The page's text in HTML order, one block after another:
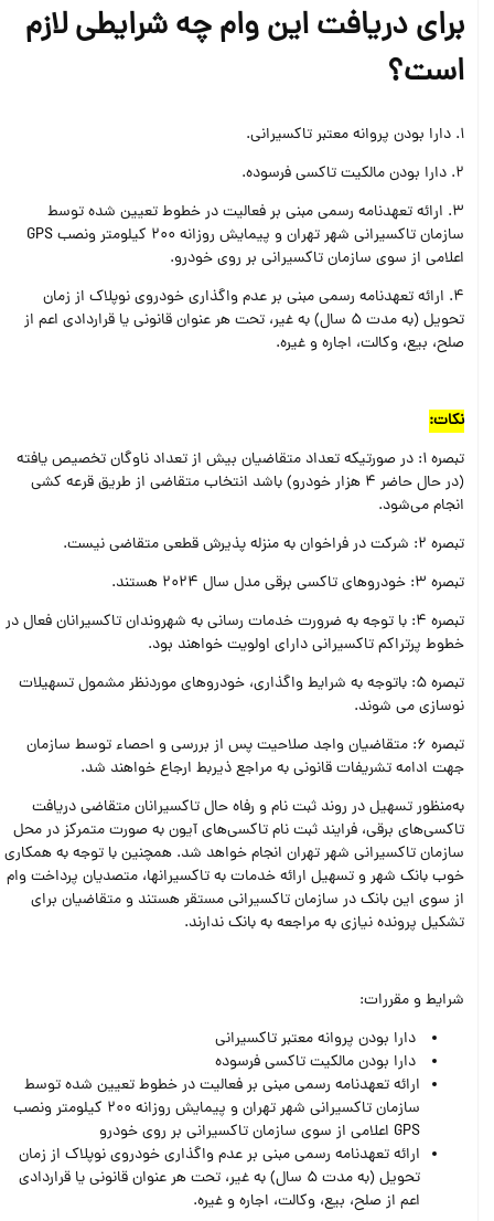
برای دریافت این وام چه شرایطی لازم
است؟
3. ارائه تعهدنامه رسمی مبنی بر فعالیت در خطوط تعیین شده توسط
سازمان تاکسیرانی شهر تهران و پیمایش روزانه 200 کیلومتر ونصب GPS
اعلامی از سوی سازمان تاکسیرانی بر روی خودرو.
4. ارائه تعهدنامه رسمی مبنی بر عدم واگذاری خودروی نوپلاک از زمان
تحویل (به مدت 5 سال) به غیر، تحت هر عنوان قانونی یا قراردادی اعم از
صلح، بیع، وکالت، اجاره و غیره.
نکات:
تبصره 1: در صورتیکه تعداد متقاضیان بیش از تعداد ناوگان تخصیص یافته
(در حال حاضر 4 هزار خودرو) باشد انتخاب متقاضی از طریق قرعه کشی
انجام می‌شود.
تبصره 2: شرکت در فراخوان به منزله پذیرش قطعی متقاضی نیست.
تبصره 3: خودروهای تاکسی برقی مدل سال 2024 هستند.
تبصره 4: با توجه به ضرورت خدمات رسانی به شهروندان تاکسیرانان فعال در
خطوط پرتراکم تاکسیرانی دارای اولویت خواهند بود.
تبصره 5: باتوجه به شرایط واگذاری، خودروهای موردنظر مشمول تسهیلات
نوسازی می شوند.
تبصره 6: متقاضیان واجد صلاحیت پس از بررسی و احصاء توسط سازمان
جهت ادامه تشریفات قانونی به مراجع ذیربط ارجاع خواهند شد.
به‌منظور تسهیل در روند ثبت نام و رفاه حال تاکسیرانان متقاضی دریافت
تاکسی‌های برقی، فرایند ثبت نام تاکسی‌های آیون به صورت متمرکز در محل
سازمان تاکسیرانی شهر تهران انجام خواهد شد. همچنین با توجه به همکاری
خوب بانک شهر و تسهیل ارائه خدمات به تاکسیرانها، متصدیان پرداخت وام
از سوی این بانک در سازمان تاکسیرانی مستقر هستند و متقاضیان برای
تشکیل پرونده نیازی به مراجعه به بانک ندارند.
شرایط و مقررات:
دارا بودن پروانه معتبر تاکسیرانی
دارا بودن مالکیت تاکسی فرسوده
ارائه تعهدنامه رسمی مبنی بر فعالیت در خطوط تعیین شده توسط
سازمان تاکسیرانی شهر تهران و پیمایش روزانه 200 کیلومتر ونصب
ارائه تعهدنامه رسمی مبنی بر عدم واگذاری خودروی نوپلاک از زمان
تحویل (به مدت 5 سال) به غیر، تحت هر عنوان قانونی یا قراردادی
اعم از صلح، بیع، وکالت، اجاره و غیره.